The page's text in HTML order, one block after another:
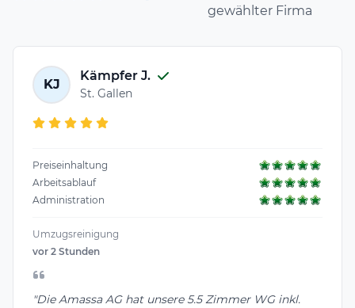
gewählter Firma
KJ
Kämpfer J.
St. Gallen
Preiseinhaltung
Arbeitsablauf
Administration
Umzugsreinigung
vor 2 Stunden
"Die Amassa AG hat unsere 5.5 Zimmer WG inkl.